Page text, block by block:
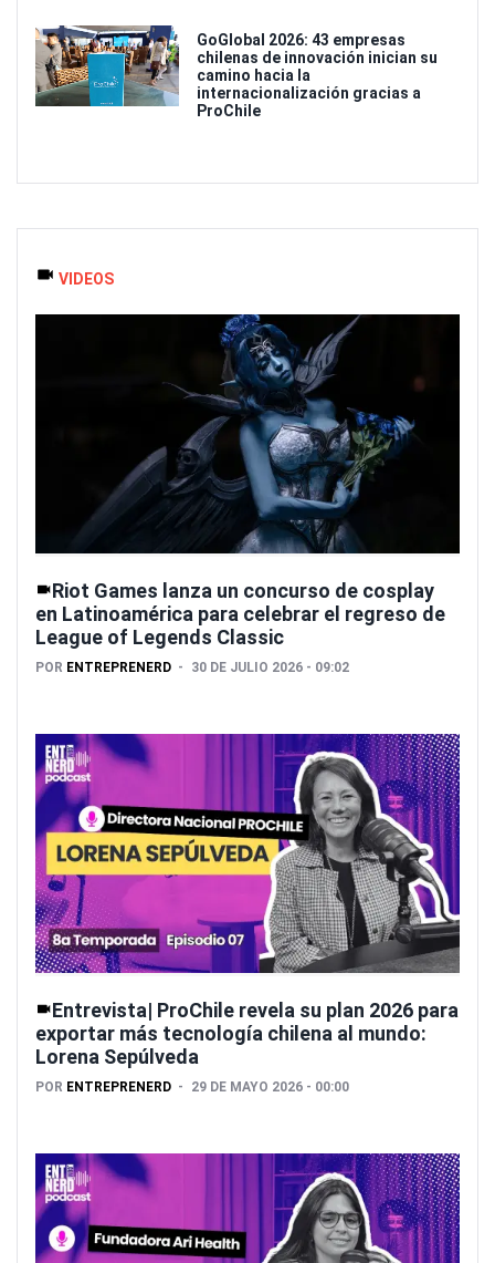
GoGlobal 2026: 43 empresas
chilenas de innovación inician su
camino hacia la
internacionalización gracias a
ProChile
VIDEOS
Riot Games lanza un concurso de cosplay
en Latinoamérica para celebrar el regreso de
League of Legends Classic
POR ENTREPRENERD 30 DE JULIO 2026 - 09:02
Entrevista| ProChile revela su plan 2026 para
exportar más tecnología chilena al mundo:
Lorena Sepúlveda
POR ENTREPRENERD 29 DE MAYO 2026 - 00:00